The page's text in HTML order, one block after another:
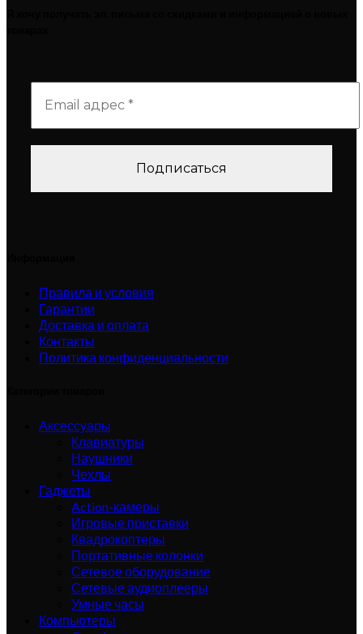
Правила и условия
Гарантии
Доставка и оплата
Контакты
Политика конфиденциальности
Аксессуары
Клавиатуры
Наушники
Чехлы
Гаджеты
Action-камеры
Игровые приставки
Квадрокоптеры
Портативные колонки
Сетевое оборудование
Сетевые аудиоплееры
Умные часы
Компьютеры